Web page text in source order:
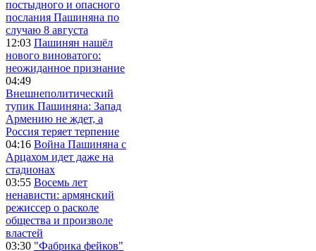
постыдного и опасного
послания Пашиняна по
случаю 8 августа
12:03 Пашинян нашёл
нового виноватого:
неожиданное признание
04:49
Внешнеполитический
тупик Пашиняна: Запад
Армению не ждет, а
Россия теряет терпение
04:16 Война Пашиняна с
Арцахом идет даже на
стадионах
03:55 Восемь лет
ненависти: армянский
режиссер о расколе
общества и произволе
властей
03:30 "Фабрика фейков"